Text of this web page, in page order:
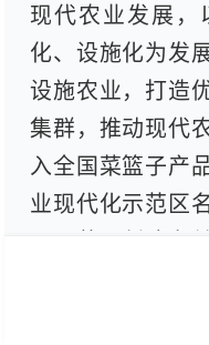
现代农业发展，
化、设施化为发
设施农业，打造
集群，推动现代
入全国菜篮子产
业现代化示范区
展示范园创建名
目县名单。弥渡
园被认定为